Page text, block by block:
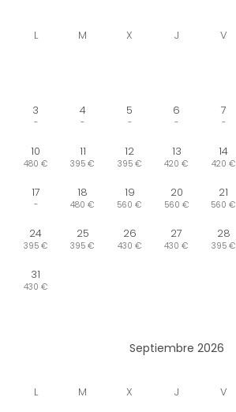
L M X J V
3
-
4
-
5
-
6
-
7
-
10
480 €
11
395 €
12
395 €
13
420 €
14
420 €
17
-
18
480 €
19
560 €
20
560 €
21
560 €
24
395 €
25
395 €
26
430 €
27
430 €
28
395 €
31
430 €
Septiembre 2026
L M X J V